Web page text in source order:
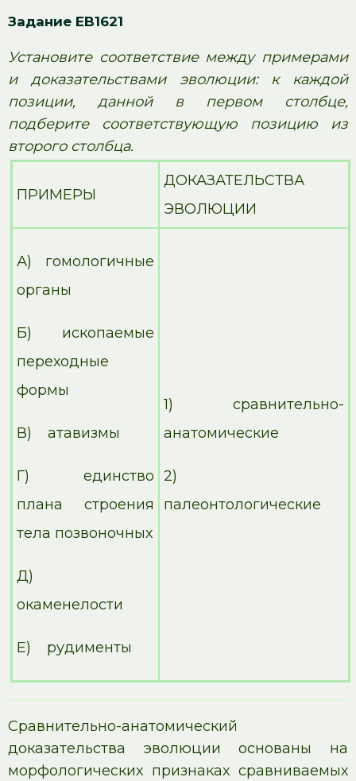
Задание EB1621
Установите соответствие между примерами
и доказательствами эволюции: к каждой
позиции, данной в первом столбце,
подберите соответствующую позицию из
второго столбца.
ПРИМЕРЫ
ДОКАЗАТЕЛЬСТВА
ЭВОЛЮЦИИ
А) гомологичные
органы
Б) ископаемые
переходные
формы
В) атавизмы
Г) единство
плана строения
тела позвоночных
Д)
окаменелости
Е) рудименты
1) сравнительно-
анатомические
2)
палеонтологические
Сравнительно-анатомический
доказательства эволюции основаны на
морфологических признаках сравниваемых